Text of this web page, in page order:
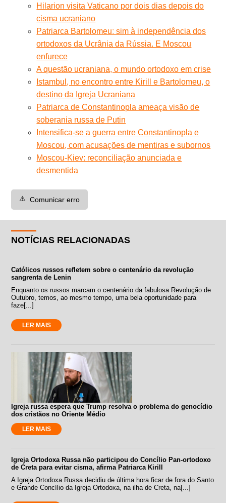
Hilarion visita Vaticano por dois dias depois do
cisma ucraniano
Patriarca Bartolomeuː sim à independência dos
ortodoxos da Ucrânia da Rússia. E Moscou
enfurece
A questão ucraniana, o mundo ortodoxo em crise
Istambul, no encontro entre Kirill e Bartolomeu, o
destino da Igreja Ucraniana
Patriarca de Constantinopla ameaça visão de
soberania russa de Putin
Intensifica-se a guerra entre Constantinopla e
Moscou, com acusações de mentiras e subornos
Moscou-Kiev: reconciliação anunciada e
desmentida
⚠️ Comunicar erro
NOTÍCIAS RELACIONADAS
Católicos russos refletem sobre o centenário da revolução
sangrenta de Lenin
Enquanto os russos marcam o centenário da fabulosa Revolução de
Outubro, temos, ao mesmo tempo, uma bela oportunidade para
faze[...]
LER MAIS
Igreja russa espera que Trump resolva o problema do genocídio
dos cristãos no Oriente Médio
LER MAIS
Igreja Ortodoxa Russa não participou do Concílio Pan-ortodoxo
de Creta para evitar cisma, afirma Patriarca Kirill
A Igreja Ortodoxa Russa decidiu de última hora ficar de fora do Santo
e Grande Concílio da Igreja Ortodoxa, na ilha de Creta, na[...]